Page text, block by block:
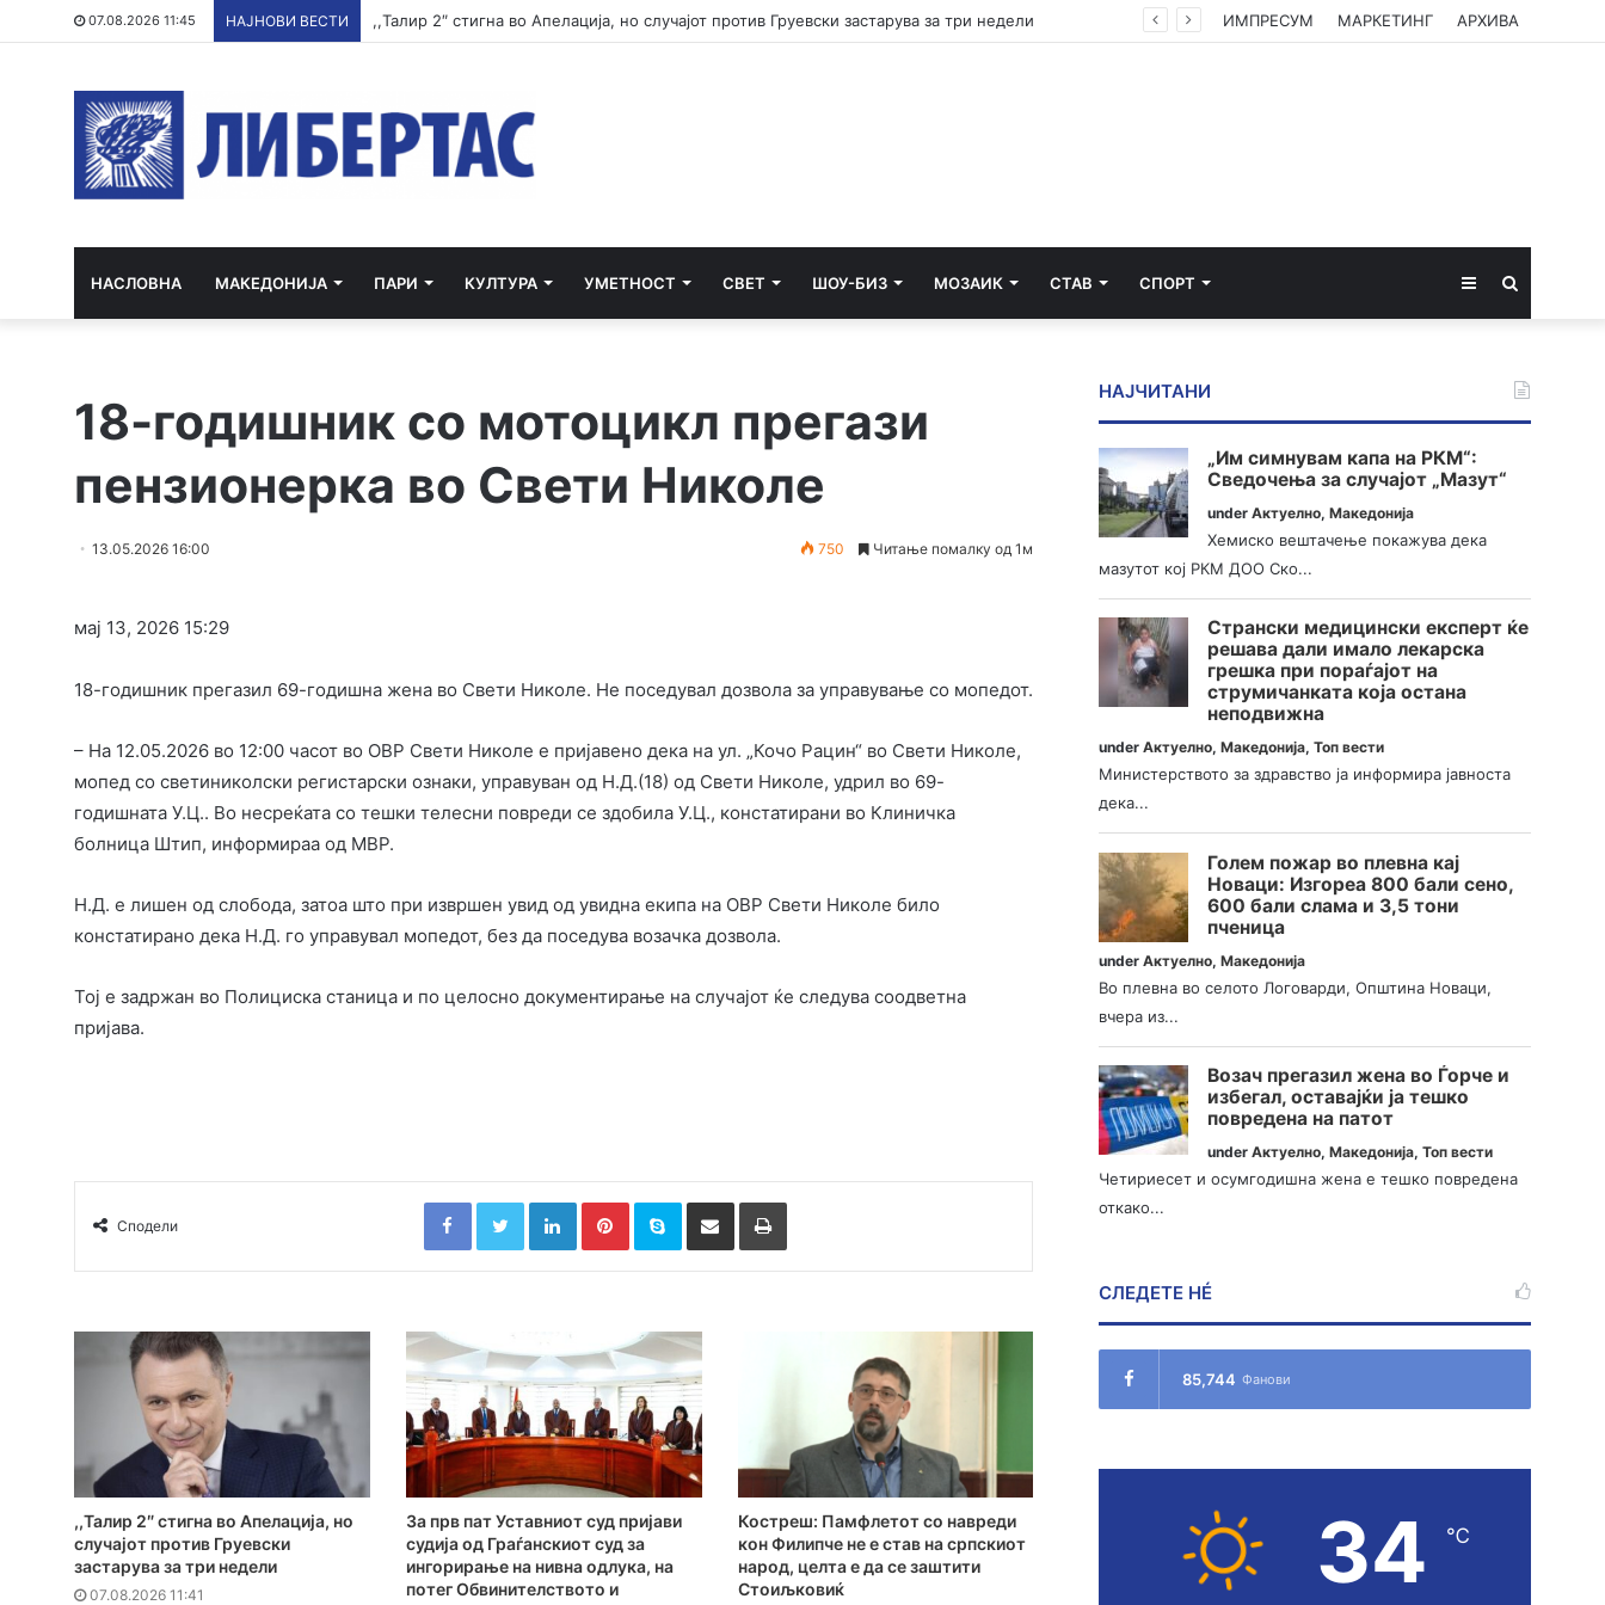
07.08.2026 11:45 НАЈНОВИ ВЕСТИ ,,Талир 2″ стигна во Апелација, но случајот против Груевски застарува за три недели ИМПРЕСУМ МАРКЕТИНГ АРХИВА
НАСЛОВНА МАКЕДОНИЈА ПАРИ КУЛТУРА УМЕТНОСТ СВЕТ ШОУ-БИЗ МОЗАИК СТАВ СПОРТ Sidebar
18-годишник со мотоцикл прегази
пензионерка во Свети Николе
13.05.2026 16:00 750 Читање помалку од 1м
мај 13, 2026 15:29
18-годишник прегазил 69-годишна жена во Свети Николе. Не поседувал дозвола за управување со мопедот.
– На 12.05.2026 во 12:00 часот во ОВР Свети Николе е пријавено дека на ул. „Кочо Рацин“ во Свети Николе,
мопед со светиниколски регистарски ознаки, управуван од Н.Д.(18) од Свети Николе, удрил во 69-
годишната У.Ц.. Во несреќата со тешки телесни повреди се здобила У.Ц., констатирани во Клиничка
болница Штип, информираа од МВР.
Н.Д. е лишен од слобода, затоа што при извршен увид од увидна екипа на ОВР Свети Николе било
констатирано дека Н.Д. го управувал мопедот, без да поседува возачка дозвола.
Тој е задржан во Полициска станица и по целосно документирање на случајот ќе следува соодветна
пријава.
Сподели
FacebookTwitterLinkedInPinterestSkype Сподели преку Е-маил Испринтај
,,Талир 2″ стигна во Апелација, но
случајот против Груевски
застарува за три недели
07.08.2026 11:41
За прв пат Уставниот суд пријави
судија од Граѓанскиот суд за
ингорирање на нивна одлука, на
потег Обвинителството и
Костреш: Памфлетот со навреди
кон Филипче не е став на српскиот
народ, целта е да се заштити
Стоиљковиќ
НАЈЧИТАНИ
„Им симнувам капа на РКМ“:
Сведочења за случајот „Мазут“
underАктуелно,Македонија
Хемиско вештачење покажува дека
мазутот кој РКМ ДОО Ско...
Странски медицински експерт ќе
решава дали имало лекарска
грешка при пораѓајот на
струмичанката која остана
неподвижна
underАктуелно,Македонија,Топ вести
Министерството за здравство ја информира јавноста
дека...
Голем пожар во плевна кај
Новаци: Изгореа 800 бали сено,
600 бали слама и 3,5 тони
пченица
underАктуелно,Македонија
Во плевна во селото Логоварди, Општина Новаци,
вчера из...
Возач прегазил жена во Ѓорче и
избегал, оставајќи ја тешко
повредена на патот
underАктуелно,Македонија,Топ вести
Четириесет и осумгодишна жена е тешко повредена
откако...
СЛЕДЕТЕ НÉ
85,744 Фанови
34 ℃